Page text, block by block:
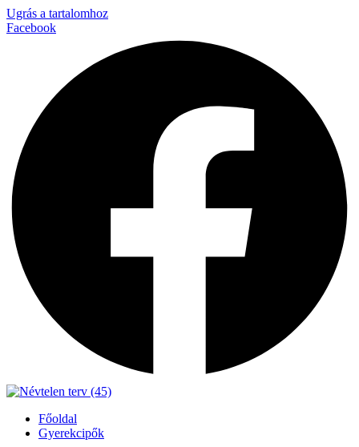
Ugrás a tartalomhoz
Facebook
Főoldal
Gyerekcipők